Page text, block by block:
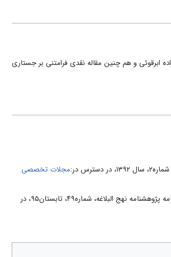
ابرقوئی و هم چنین مقاله نقدی فرامتنی بر جستاری
در:
مجلات تخصصی
عباس یار محمدی و علی باقر طاهری نیا و عبد المطلب رشیدی، نقدی فرامتنی بر جستاری از ترجمه نهج البلاغه محمد دشتی، فصلنامه پژوهشنامه نهج البلاغه، شماره۴۹، تابستان۹۵، در